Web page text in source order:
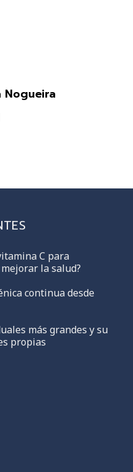
Nogueira
C para
la salud?
continua desde
más grandes y su
propias